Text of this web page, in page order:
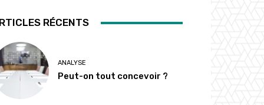
RÉCENTS
ANALYSE
Peut-on tout concevoir ?